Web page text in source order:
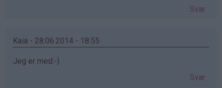
Svar
Kaia - 28.06.2014 - 18:55
Jeg er med:-)
Svar